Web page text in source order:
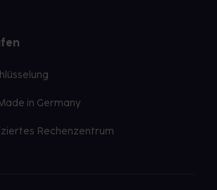
in Germany
Rechenzentrum